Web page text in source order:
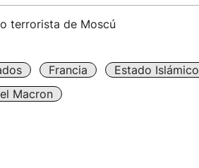
terrorista de Moscú
Francia
Estado Islámico
Macron